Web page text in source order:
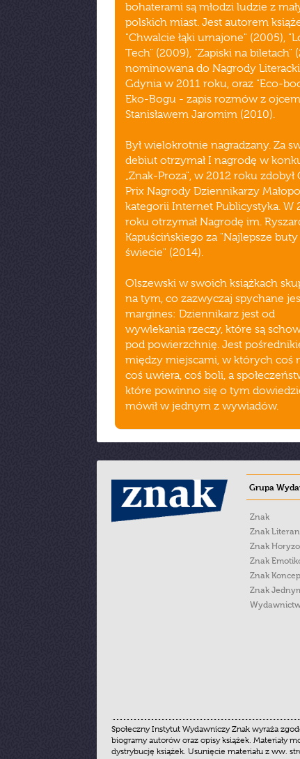
bohaterami są młodzi ludzie z
polskich miast. Jest autorem
"Chwalcie łąki umajone" (2005),
Tech" (2009), "Zapiski na biletach"
nominowana do Nagrody
Gdynia w 2011 roku, oraz "Eco-
Eko-Bogu - zapis rozmów z ojcem
Stanisławem Jaromim (2010).
Był wielokrotnie nagradzany. Za
debiut otrzymał I nagrodę w
„Znak-Proza", w 2012 roku zdobył
Prix Nagrody Dziennikarzy
kategorii Internet Publicystyka. W
roku otrzymał Nagrodę im.
Kapuścińskiego za "Najlepsze buty
świecie" (2014).
Olszewski w swoich książkach
na tym, co zazwyczaj spychane
margines: Dziennikarz jest od
wywlekania rzeczy, które są
pod powierzchnię. Jest
między miejscami, w których coś
coś uwiera, coś boli, a
które powinno się o tym
mówił w jednym z wywiadów.
Grupa
Znak
Znak
Znak
Znak
Znak
Znak
Społeczny Instytut Wydawniczy Znak wyraża
biogramy autorów oraz opisy książek. Materiały
dystrybucję książek. Usunięcie materiału z ww.